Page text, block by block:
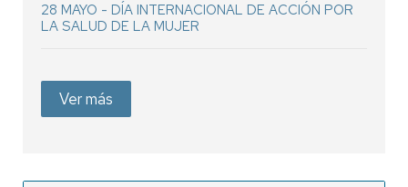
28 MAYO - DÍA INTERNACIONAL DE ACCIÓN POR
LA SALUD DE LA MUJER
Ver más